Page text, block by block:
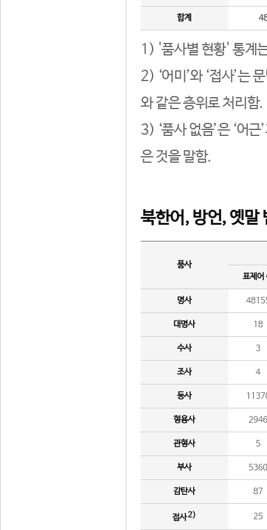
합계
1) '품사별 현황' 통계
2) ‘어미’와 ‘접사’는
와 같은 층위로 처리함.
3) ‘품사 없음’은 ‘어
은 것을 말함.
북한어, 방언, 옛말
품사
표제어
명사
대명사 18
수사 3
조사 4
동사
형용사 2946
관형사 5
부사 5360
감탄사 87
접사2) 25